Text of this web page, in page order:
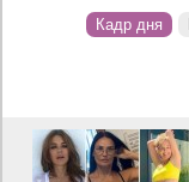
Кадр дня